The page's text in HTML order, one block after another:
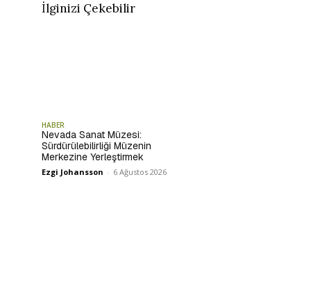
İlginizi Çekebilir
HABER
Nevada Sanat Müzesi:
Sürdürülebilirliği Müzenin
Merkezine Yerleştirmek
Ezgi Johansson - 6 Ağustos 2026